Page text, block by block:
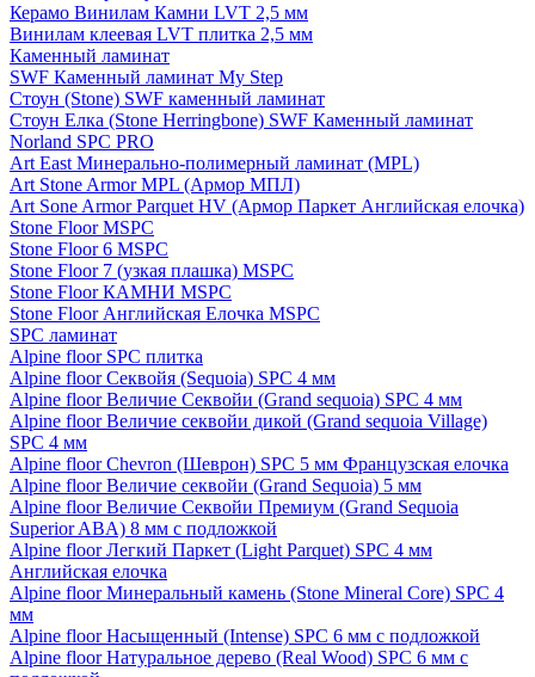
Керамо Винилам Камни LVT 2,5 мм
Винилам клеевая LVT плитка 2,5 мм
Каменный ламинат
SWF Каменный ламинат My Step
Стоун (Stone) SWF каменный ламинат
Стоун Елка (Stone Herringbone) SWF Каменный ламинат
Norland SPC PRO
Art East Минерально-полимерный ламинат (MPL)
Art Stone Armor MPL (Армор МПЛ)
Art Sone Armor Parquet HV (Армор Паркет Английская елочка)
Stone Floor MSPC
Stone Floor 6 MSPC
Stone Floor 7 (узкая плашка) MSPC
Stone Floor КАМНИ MSPC
Stone Floor Английская Елочка MSPC
SPC ламинат
Alpine floor SPC плитка
Alpine floor Секвойя (Sequoia) SPC 4 мм
Alpine floor Величие Секвойи (Grand sequoia) SPC 4 мм
Alpine floor Величие секвойи дикой (Grand sequoia Village)
SPC 4 мм
Alpine floor Chevron (Шеврон) SPC 5 мм Французская елочка
Alpine floor Величие секвойи (Grand Sequoia) 5 мм
Alpine floor Величие Секвойи Премиум (Grand Sequoia
Superior ABA) 8 мм с подложкой
Alpine floor Легкий Паркет (Light Parquet) SPC 4 мм
Английская елочка
Alpine floor Минеральный камень (Stone Mineral Core) SPC 4
мм
Alpine floor Насыщенный (Intense) SPC 6 мм с подложкой
Alpine floor Натуральное дерево (Real Wood) SPC 6 мм с